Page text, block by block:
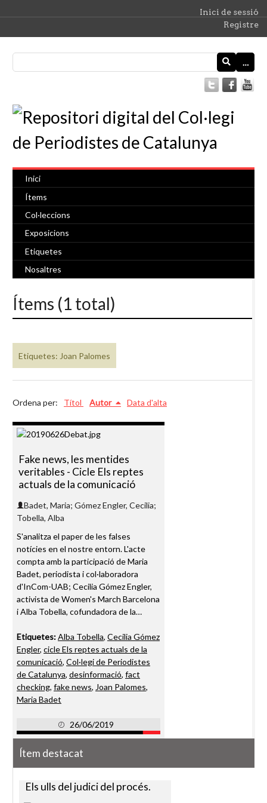
Inici de sessió
Registre
…
Inici
Ítems
Col·leccions
Exposicions
Etiquetes
Nosaltres
Ítems (1 total)
Etiquetes: Joan Palomes
Ordena per: Títol Autor Data d'alta
Fake news, les mentides
veritables - Cicle Els reptes
actuals de la comunicació
Badet, Maria; Gómez Engler, Cecilia;
Tobella, Alba
S'analitza el paper de les falses
notícies en el nostre entorn. L'acte
compta amb la participació de Maria
Badet, periodista i col·laboradora
d'InCom-UAB; Cecilia Gómez Engler,
activista de Women's March Barcelona
i Alba Tobella, cofundadora de la…
Etiquetes:Alba Tobella, Cecilia Gómez
Engler, cicle Els reptes actuals de la
comunicació, Col·legi de Periodistes
de Catalunya, desinformació, fact
checking, fake news, Joan Palomes,
Maria Badet
26/06/2019
Ítem destacat
Els ulls del judici del procés.